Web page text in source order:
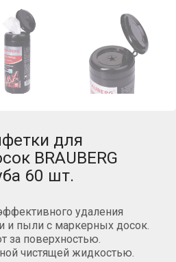
для
BRAUBERG
60 шт.
удаления
и пыли с маркерных досок.
за поверхностью.
чистящей жидкостью.